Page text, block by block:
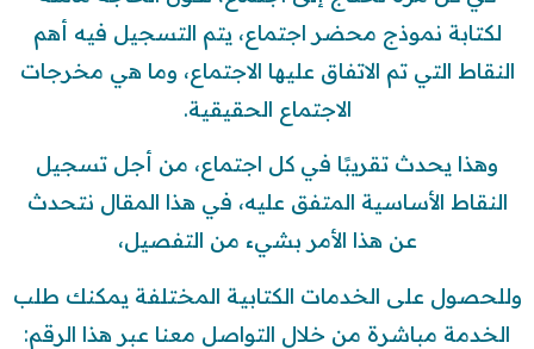
لكتابة نموذج محضر اجتماع، يتم التسجيل فيه أهم
النقاط التي تم الاتفاق عليها الاجتماع، وما هي مخرجات
الاجتماع الحقيقية.
وهذا يحدث تقريبًا في كل اجتماع، من أجل تسجيل
النقاط الأساسية المتفق عليه، في هذا المقال نتحدث
عن هذا الأمر بشيء من التفصيل،
وللحصول على الخدمات الكتابية المختلفة يمكنك طلب
الخدمة مباشرة من خلال التواصل معنا عبر هذا الرقم: